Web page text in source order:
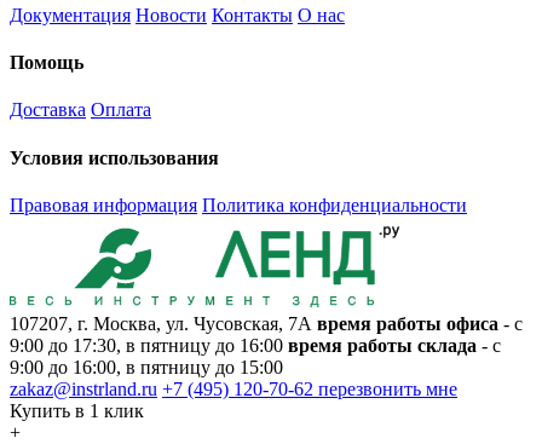
Документация Новости Контакты О нас
Помощь
Доставка Оплата
Условия использования
Правовая информация Политика конфиденциальности
107207, г. Москва, ул. Чусовская, 7А время работы офиса - с
9:00 до 17:30, в пятницу до 16:00 время работы склада - с
9:00 до 16:00, в пятницу до 15:00
zakaz@instrland.ru +7 (495) 120-70-62 перезвонить мне
Купить в 1 клик
+